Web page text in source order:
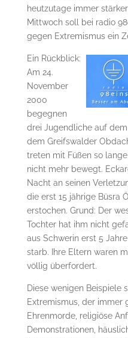
heutzutage immer
Mittwoch soll bei radio
gegen Extremismus ein
Ein Rückblick:
Am 24.
November
2000
begegnen
drei Jugendliche auf
dem Greifswalder
treten mit Füßen so
nicht mehr bewegt.
Nacht an seinen
die erst 15 jährige Büsra
erstochen. Grund: Der
Tochter hat ihm nicht
aus Schwerin erst 5
starb. Ihre Eltern waren
völlig überfordert.
Diese wenigen Beispiele
Extremismus, der immer
Ehrenmorde, religiöse
Demonstrationen,